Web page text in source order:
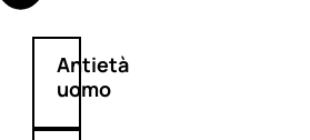
Antietà
uomo